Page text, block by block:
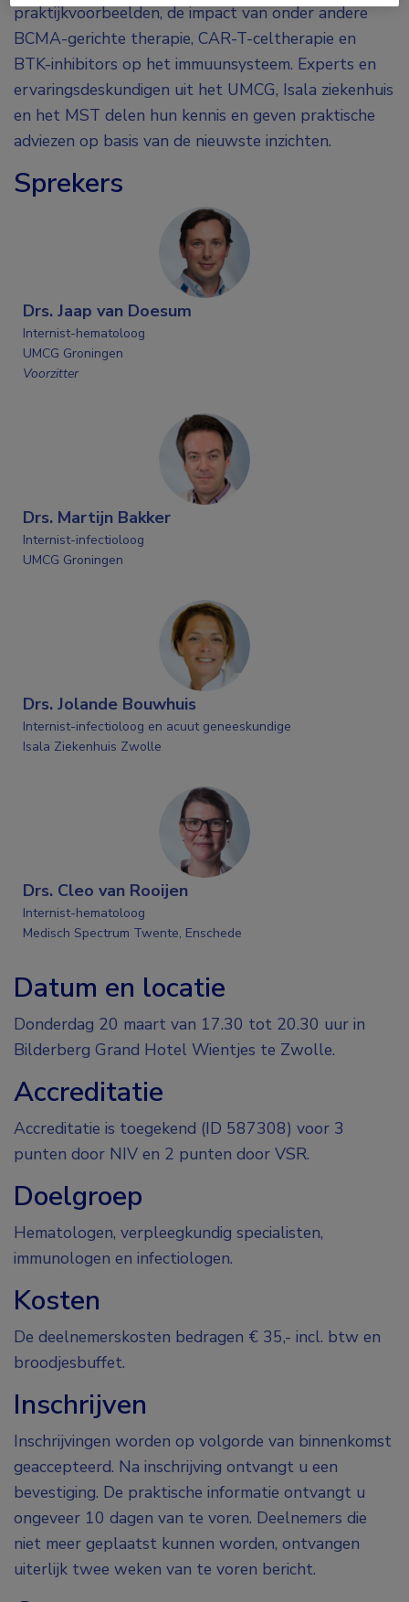
praktijkvoorbeelden, de impact van onder andere
BCMA-gerichte therapie, CAR-T-celtherapie en
BTK-inhibitors op het immuunsysteem. Experts en
ervaringsdeskundigen uit het UMCG, Isala ziekenhuis
en het MST delen hun kennis en geven praktische
adviezen op basis van de nieuwste inzichten.
Sprekers
Drs. Jaap van Doesum
Internist-hematoloog
UMCG Groningen
Voorzitter
Drs. Martijn Bakker
Internist-infectioloog
UMCG Groningen
Drs. Jolande Bouwhuis
Internist-infectioloog en acuut geneeskundige
Isala Ziekenhuis Zwolle
Drs. Cleo van Rooijen
Internist-hematoloog
Medisch Spectrum Twente, Enschede
Datum en locatie
Donderdag 20 maart van 17.30 tot 20.30 uur in
Bilderberg Grand Hotel Wientjes te Zwolle.
Accreditatie
Accreditatie is toegekend (ID 587308) voor 3
punten door NIV en 2 punten door VSR.
Doelgroep
Hematologen, verpleegkundig specialisten,
immunologen en infectiologen.
Kosten
De deelnemerskosten bedragen € 35,- incl. btw en
broodjesbuffet.
Inschrijven
Inschrijvingen worden op volgorde van binnenkomst
geaccepteerd. Na inschrijving ontvangt u een
bevestiging. De praktische informatie ontvangt u
ongeveer 10 dagen van te voren. Deelnemers die
niet meer geplaatst kunnen worden, ontvangen
uiterlijk twee weken van te voren bericht.